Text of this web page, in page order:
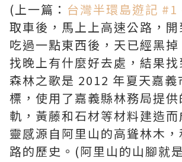
(上一篇： 台灣半環島遊記 #1
取車後，馬上上高速公路，開
吃過一點東西後，天已經黑
找晚上有什麼好去處，結果找
森林之歌是 2012 年夏天嘉義
標，使用了嘉義縣林務局提
軌，黃藤和石材等材料建造
靈感源自阿里山的高聳林木
路的歷史。(阿里山的山腳就